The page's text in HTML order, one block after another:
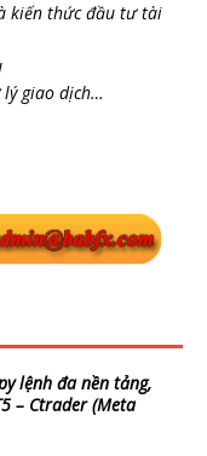
kiến thức đầu tư tài
lý giao dịch…
lệnh đa nền tảng,
– Ctrader (Meta